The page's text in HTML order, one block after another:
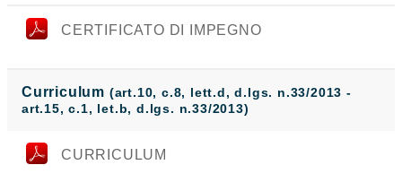
CERTIFICATO DI IMPEGNO
Curriculum (art.10, c.8, lett.d, d.lgs. n.33/2013 -
art.15, c.1, let.b, d.lgs. n.33/2013)
CURRICULUM